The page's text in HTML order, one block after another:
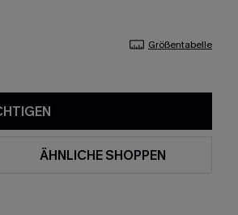
Größentabelle
ÄHNLICHE SHOPPEN